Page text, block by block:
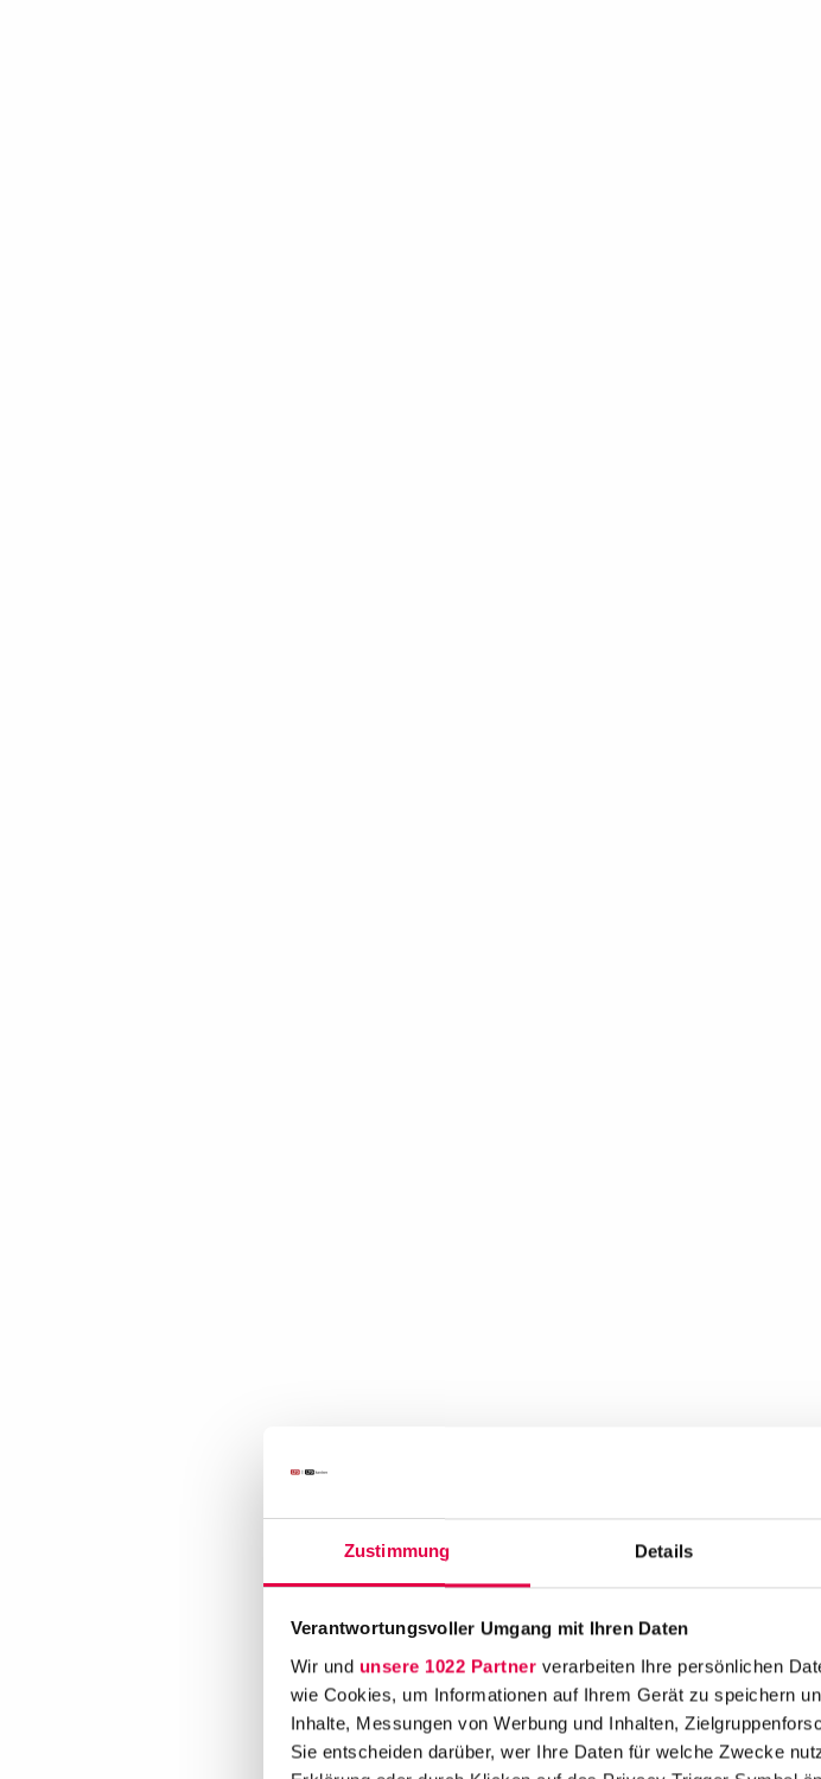
Zustimmung Details
Verantwortungsvoller Umgang mit Ihren Daten
Wir und unsere 1022 Partner verarbeiten Ihre persönlichen
wie Cookies, um Informationen auf Ihrem Gerät zu speichern
Inhalte, Messungen von Werbung und Inhalten,
Sie entscheiden darüber, wer Ihre Daten für welche Zwecke